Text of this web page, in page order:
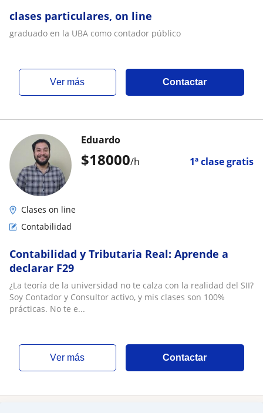
clases particulares, on line
graduado en la UBA como contador público
ver más Contactar
$18000/h 1ª clase gratis
Eduardo
Clases on line
Contabilidad
Contabilidad y Tributaria Real: Aprende a
declarar F29
¿La teoría de la universidad no te calza con la realidad del SII?
Soy Contador y Consultor activo, y mis clases son 100%
prácticas. No te e...
ver más Contactar